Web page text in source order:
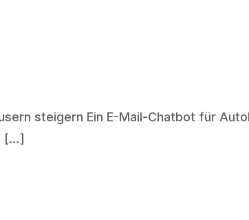
steigern Ein E-Mail-Chatbot für
[…]